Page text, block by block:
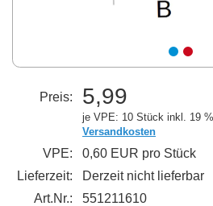
Preis: 5,99
je VPE: 10 Stück inkl. 19
Versandkosten
VPE:
0,60 EUR pro Stück
Lieferzeit:
Derzeit nicht lieferbar
Art.Nr.:
551211610